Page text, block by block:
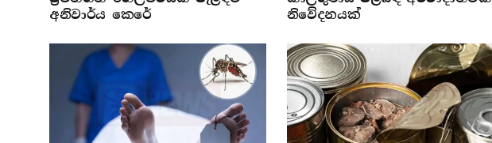
අනිවාර්ය කෙරේ
නිවේදනයක්